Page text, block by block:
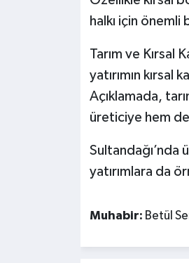
halkı için
Tarım ve Kırsal
yatırımın kırsal
Açıklamada,
üreticiye hem
Sultandağı’nda
yatırımlara da
Muhabir: Betül